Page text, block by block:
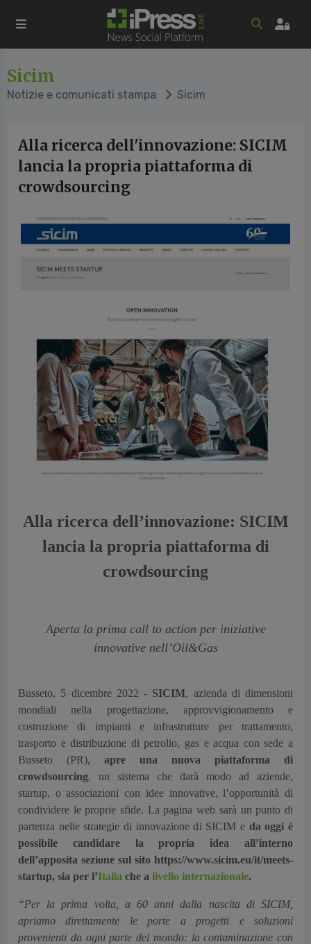
Sicim
Notizie e comunicati stampa Sicim
Alla ricerca dell'innovazione: SICIM
lancia la propria piattaforma di
crowdsourcing
Alla ricerca dell’innovazione: SICIM
lancia la propria piattaforma di
crowdsourcing
Aperta la prima call to action per iniziative
innovative nell’Oil&Gas
Busseto, 5 dicembre 2022 - SICIM, azienda di dimensioni
mondiali nella progettazione, approvvigionamento e
costruzione di impianti e infrastrutture per trattamento,
trasporto e distribuzione di petrolio, gas e acqua con sede a
Busseto (PR), apre una nuova piattaforma di
crowdsourcing, un sistema che darà modo ad aziende,
startup, o associazioni con idee innovative, l’opportunità di
condividere le proprie sfide. La pagina web sarà un punto di
partenza nelle strategie di innovazione di SICIM e da oggi è
possibile candidare la propria idea all’interno
dell’apposita sezione sul sito https://www.sicim.eu/it/meets-
startup, sia per l’Italia che a livello internazionale.
“Per la prima volta, a 60 anni dalla nascita di SICIM,
apriamo direttamente le porte a progetti e soluzioni
provenienti da ogni parte del mondo: la contaminazione con